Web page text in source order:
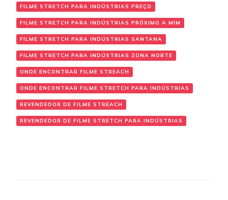
FILME STRETCH PARA INDÚSTRIAS PREÇO
FILME STRETCH PARA INDÚSTRIAS PRÓXIMO A MIM
FILME STRETCH PARA INDÚSTRIAS SANTANA
FILME STRETCH PARA INDÚSTRIAS ZONA NORTE
ONDE ENCONTRAR FILME STREACH
ONDE ENCONTRAR FILME STRETCH PARA INDÚSTRIAS
REVENDEDOR DE FILME STREACH
REVENDEDOR DE FILME STRETCH PARA INDÚSTRIAS